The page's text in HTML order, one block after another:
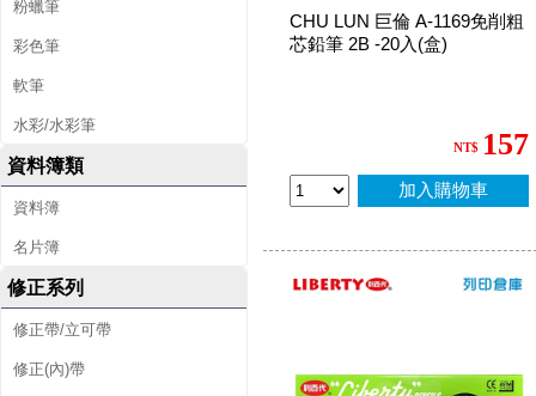
粉蠟筆
彩色筆
軟筆
水彩/水彩筆
資料簿類
資料簿
名片簿
修正系列
修正帶/立可帶
修正(內)帶
CHU LUN 巨倫 A-1169免削粗
芯鉛筆 2B -20入(盒)
NT$ 157
加入購物車